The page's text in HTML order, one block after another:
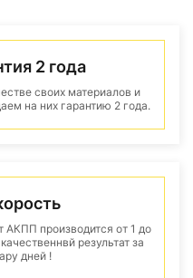
2 года
своих материалов и
на них гарантию 2 года.
АКПП производится от 1 до
результат за
дней !